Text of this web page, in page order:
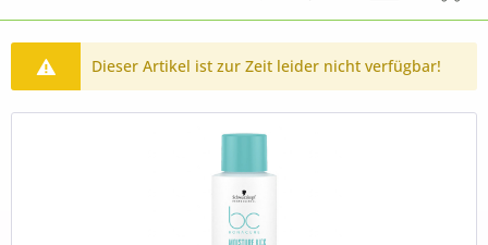
Dieser Artikel ist zur Zeit leider nicht verfügbar!